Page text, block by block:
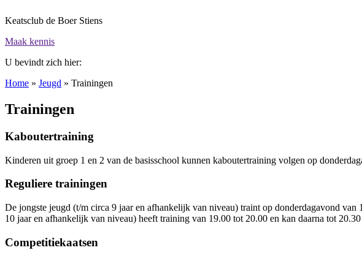
Keatsclub de Boer Stiens
Maak kennis
U bevindt zich hier:
Home » Jeugd » Trainingen
Trainingen
Kaboutertraining
Kinderen uit groep 1 en 2 van de basisschool kunnen kaboutertraining volgen op
Reguliere trainingen
De jongste jeugd (t/m circa 9 jaar en afhankelijk van niveau) traint op donderdagavond
10 jaar en afhankelijk van niveau) heeft training van 19.00 tot 20.00 en kan daarna tot
Competitiekaatsen